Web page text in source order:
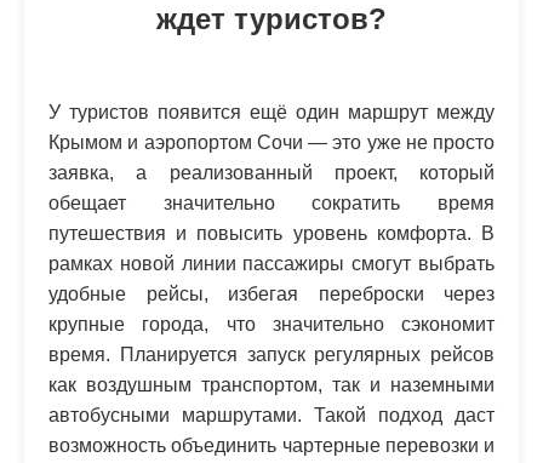
ждет туристов?
У туристов появится ещё один маршрут между
Крымом и аэропортом Сочи — это уже не просто
заявка, а реализованный проект, который
обещает значительно сократить время
путешествия и повысить уровень комфорта. В
рамках новой линии пассажиры смогут выбрать
удобные рейсы, избегая переброски через
крупные города, что значительно сэкономит
время. Планируется запуск регулярных рейсов
как воздушным транспортом, так и наземными
автобусными маршрутами. Такой подход даст
возможность объединить чартерные перевозки и